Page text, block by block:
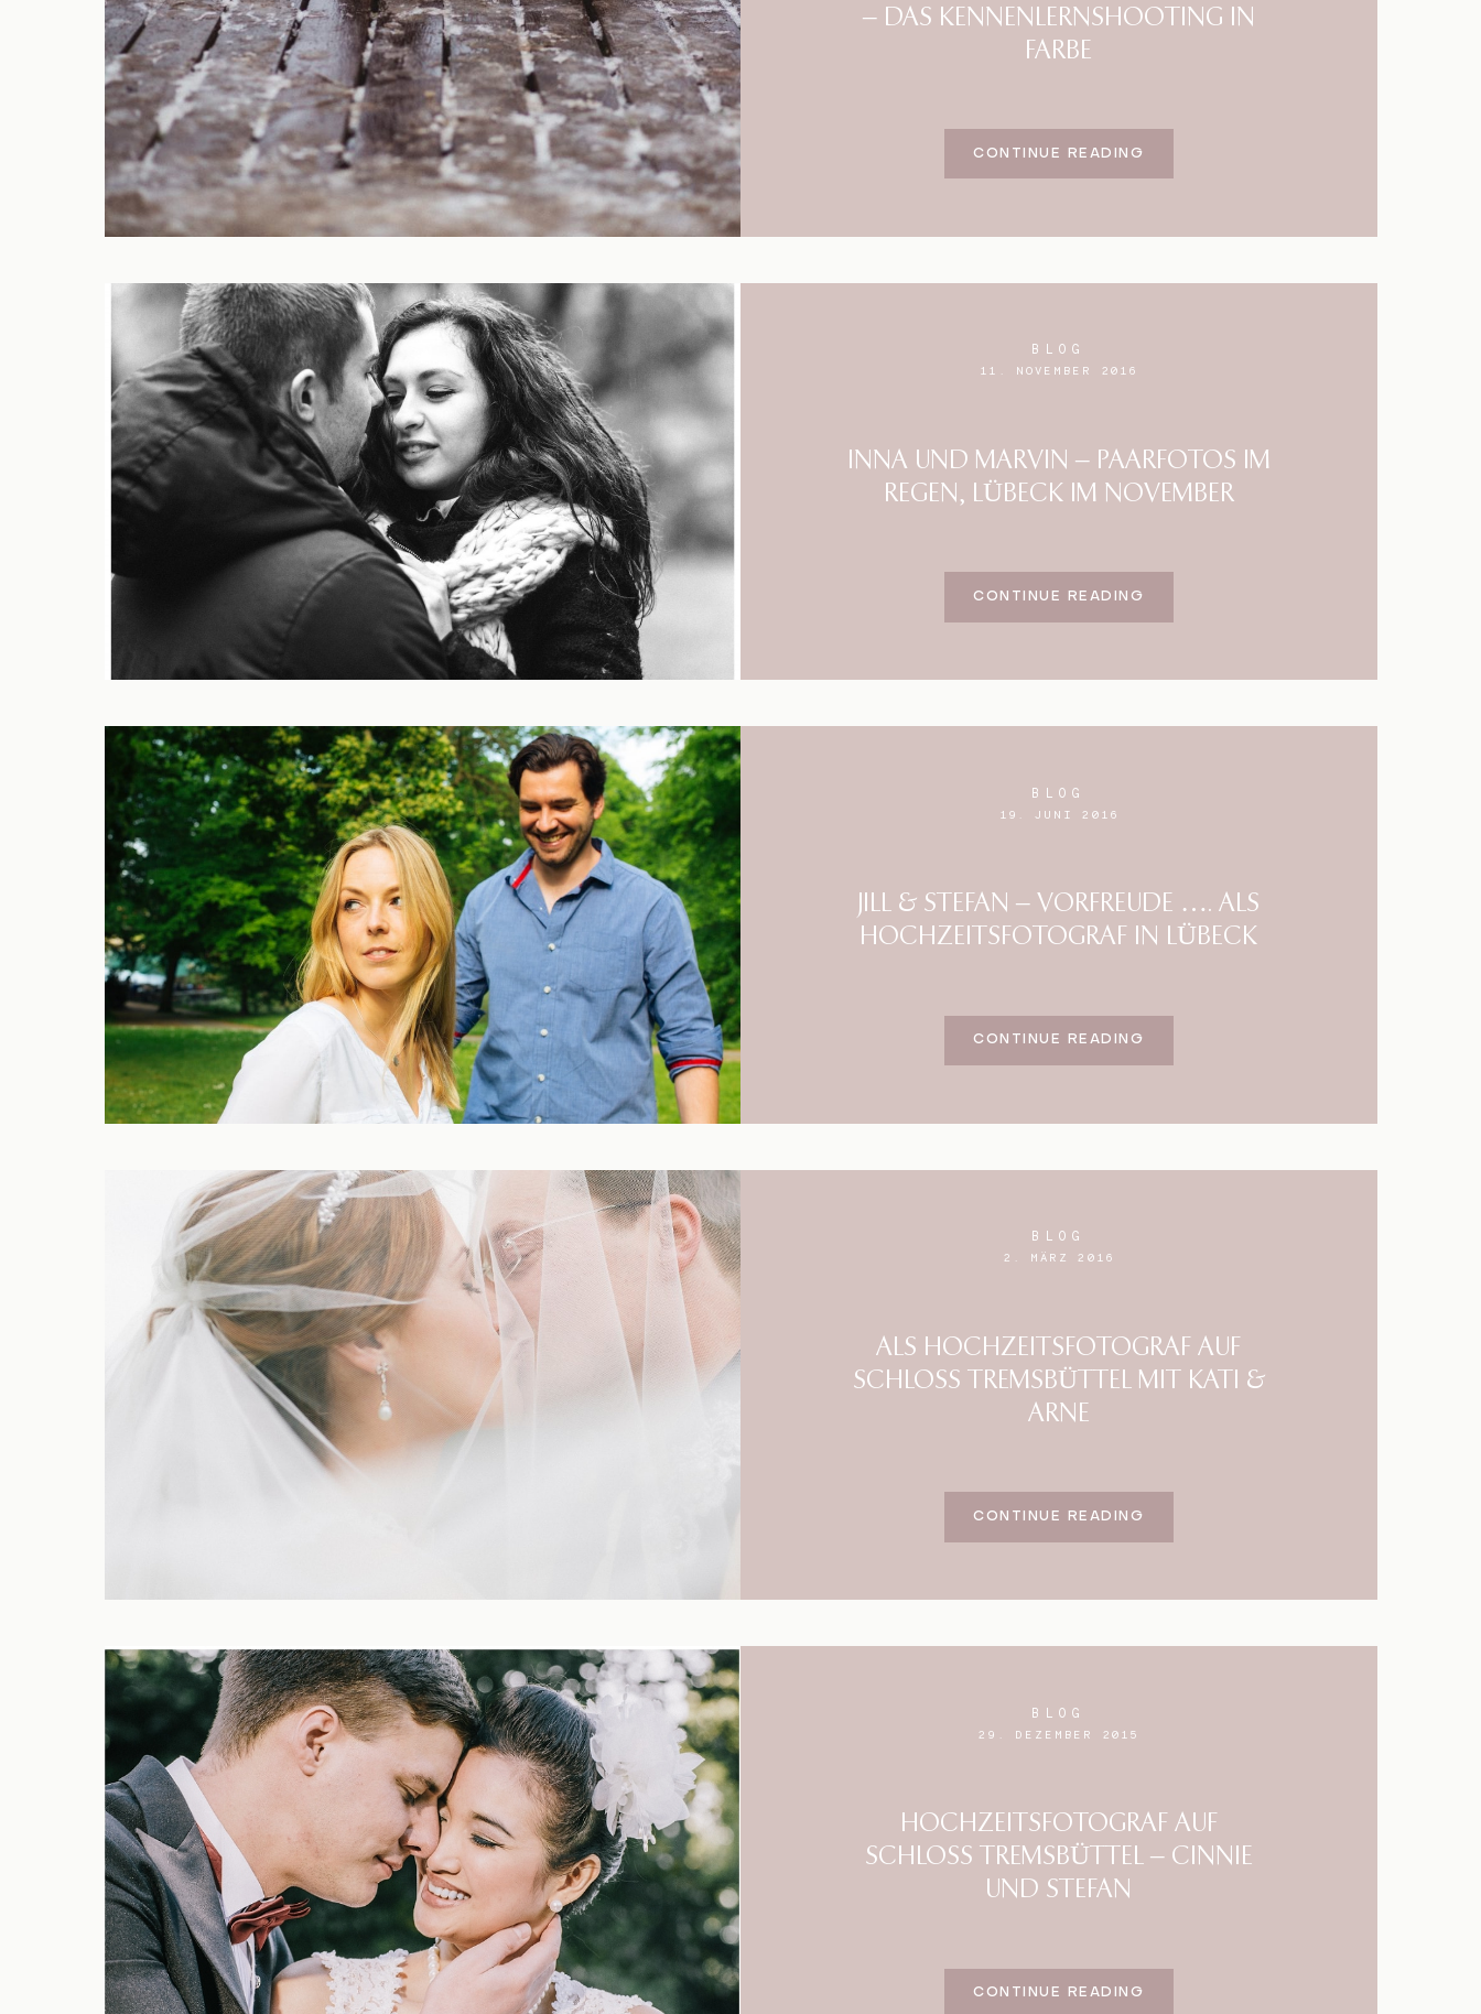
– DAS KENNENLERNSHOOTING IN
FARBE
CONTINUE READING
BLOG
11. NOVEMBER 2016
INNA UND MARVIN – PAARFOTOS IM
REGEN, LÜBECK IM NOVEMBER
CONTINUE READING
BLOG
19. JUNI 2016
JILL & STEFAN – VORFREUDE …. ALS
HOCHZEITSFOTOGRAF IN LÜBECK
CONTINUE READING
BLOG
2. MÄRZ 2016
ALS HOCHZEITSFOTOGRAF AUF
SCHLOSS TREMSBÜTTEL MIT KATI &
ARNE
CONTINUE READING
BLOG
29. DEZEMBER 2015
HOCHZEITSFOTOGRAF AUF
SCHLOSS TREMSBÜTTEL – CINNIE
UND STEFAN
CONTINUE READING